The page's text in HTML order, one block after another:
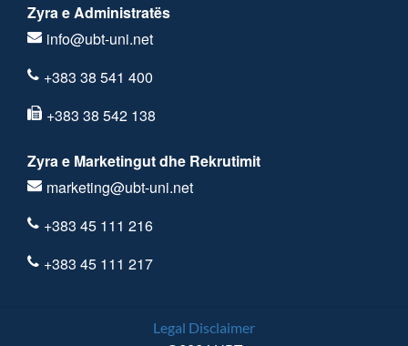
Zyra e Administratës
info@ubt-uni.net
+383 38 541 400
+383 38 542 138
Zyra e Marketingut dhe Rekrutimit
marketing@ubt-uni.net
+383 45 111 216
+383 45 111 217
Legal Disclaimer